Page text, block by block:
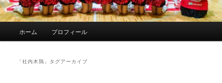
ホーム プロフィール
「社内木鶏 」タグアーカイブ